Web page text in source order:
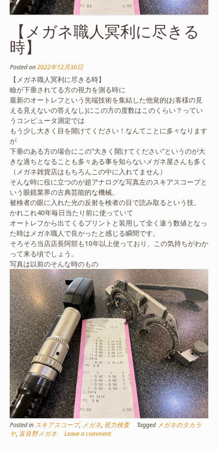
【メガネ職人冥利に尽きる
時】
Posted on2022年12月30日
【メガネ職人冥利に尽きる時】
瞼が下垂されてる方の視力を測る時に
最新のオートレフという先端技術を集結した他覚的(お客様の見
える見えないの答えなし)にこの方の度数はこのくらい？ってい
うコンピュータ測定では
もう少し大きく目を開けてください！なんてことに多々なります
が
下垂のある方の場合にこの”大きく開けてください”というのが大
きな過ちとなることも多々ある事を知らないメガネ屋さんも多く
（メガネ雑貨店はもちろんこの中に入れてません）
そんな時に役に立つのが超アナログな写真左のスキアスコープと
いう眼鏡業界の古典芸能的な機械。
被検者の眼に入れた光の反射を検者の目で読み取るという技。
かれこれ40年毎日当たり前に使っていて
オートレフから出てくるプリントと装用して全く違う数値となっ
た時はメガネ職人で良かったと感じる瞬間です。
そろそろ当店店長阿部も10年以上使っており、この気持ちがわか
って来る頃でしょう。
写真は以前のそんな時のもの
Posted in スキアスコープ, メガネ, 視力検査 Taggedメガネのタカラ
ヤ, 富良野メガネ Leave a comment